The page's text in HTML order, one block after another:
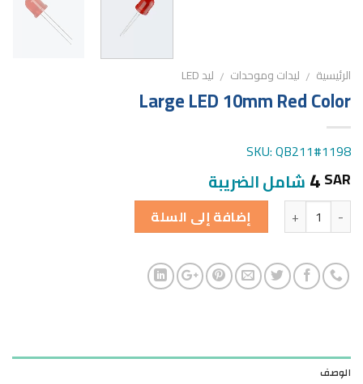
الرئيسية / ليدات وموحدات / ليد LED
Large LED 10mm Red Color
SKU: QB211#1198
4SAR شامل الضريبة
الكمية إضافة إلى السلة
الوصف